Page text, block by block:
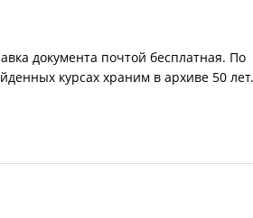
документа почтой бесплатная. По
курсах храним в архиве 50 лет.